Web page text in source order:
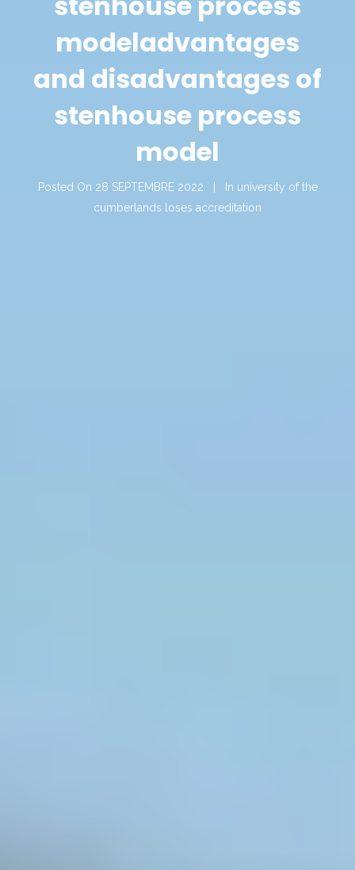
modeladvantages
and disadvantages of
stenhouse process
model
Posted On 28 SEPTEMBRE 2022 In university of the
cumberlands loses accreditation